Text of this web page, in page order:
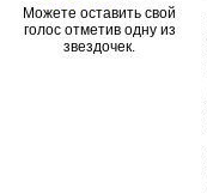
Можете оставить свой
голос отметив одну из
звездочек.